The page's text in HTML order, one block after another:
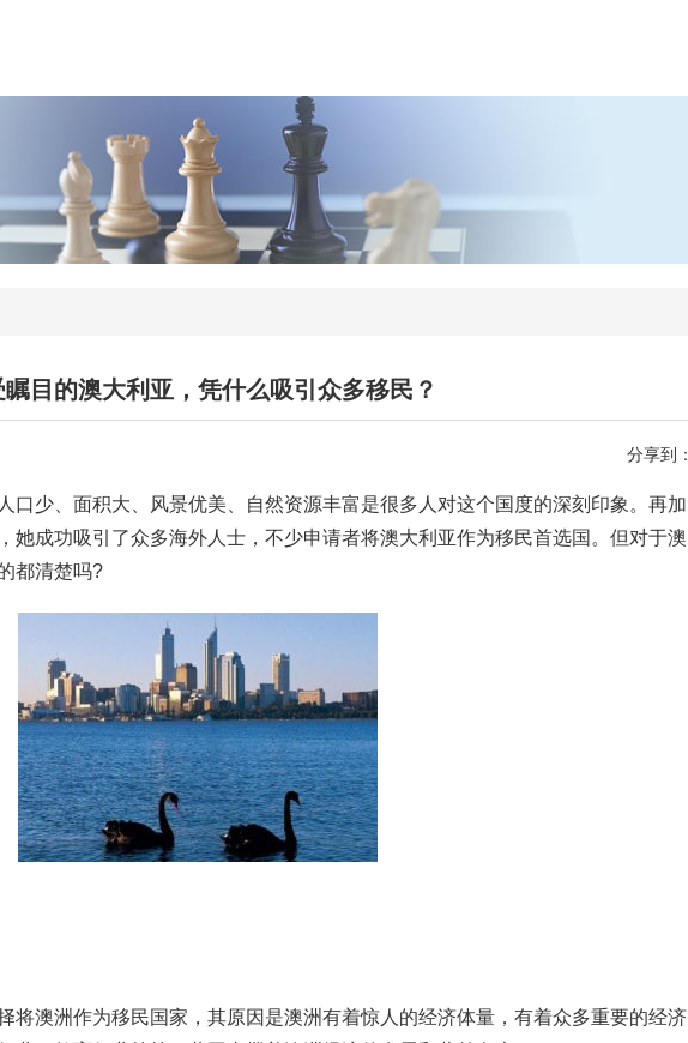
瞩目的澳大利亚，凭什么吸引众多移民？
分享到：
口少、面积大、风景优美、自然资源丰富是很多人对这个国度的深刻印象。再加
她成功吸引了众多海外人士，不少申请者将澳大利亚作为移民首选国。但对于澳
都清楚吗?
将澳洲作为移民国家，其原因是澳洲有着惊人的经济体量，有着众多重要的经济